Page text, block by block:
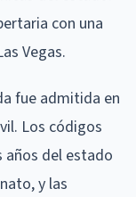
con una
Vegas.
fue admitida en
Los códigos
del estado
y las